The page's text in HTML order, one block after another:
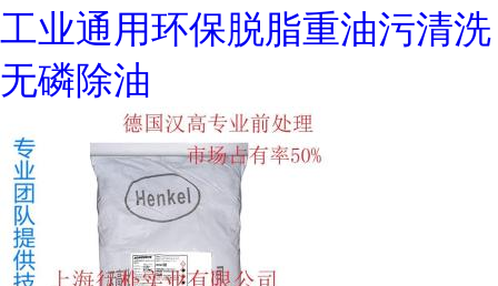
工业通用环保脱脂重油污清洗
无磷除油